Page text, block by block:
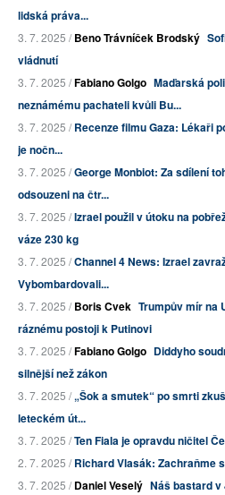
lidská práva...
3. 7. 2025 /Beno Trávníček Brodský
vládnutí
3. 7. 2025 /Fabiano Golgo Maďarská
neznámému pachateli kvůli Bu...
3. 7. 2025 /Recenze filmu Gaza: Lékaři
je nočn...
3. 7. 2025 /George Monbiot: Za sdílení
odsouzeni na čtr...
3. 7. 2025 /Izrael použil v útoku na
váze 230 kg
3. 7. 2025 /Channel 4 News: Izrael
Vybombardovali...
3. 7. 2025 /Boris Cvek Trumpův mír na
ráznému postoji k Putinovi
3. 7. 2025 /Fabiano Golgo Diddyho
silnější než zákon
3. 7. 2025 /„Šok a smutek“ po smrti
leteckém út...
3. 7. 2025 /Ten Fiala je opravdu ničitel
2. 7. 2025 /Richard Vlasák: Zachraňme
3. 7. 2025 /Daniel Veselý Náš bastard